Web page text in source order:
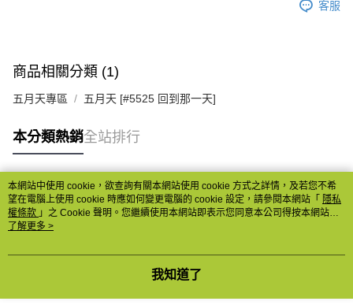
客服
商品相關分類 (1)
五月天專區 五月天 [#5525 回到那一天]
本分類熱銷全站排行
熱門標籤
本網站中使用 cookie，欲查詢有關本網站使用 cookie 方式之詳情，及若您不希
望在電腦上使用 cookie 時應如何變更電腦的 cookie 設定，請參閱本網站「 隱私
權條款 」之 Cookie 聲明。您繼續使用本網站即表示您同意本公司得按本網站使
用條款之 Cookie 聲明使用 cookie。
了解更多 >
我知道了